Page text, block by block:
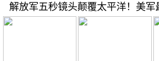
解放军五秒镜头颠覆太平洋！美军